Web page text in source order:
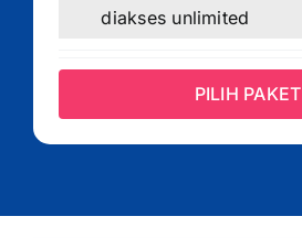
diakses unlimited
PILIH PAKET